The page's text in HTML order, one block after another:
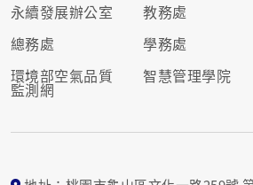
永續發展辦公室
總務處
環境部空氣品質
監測網
教務處
學務處
智慧管理學院